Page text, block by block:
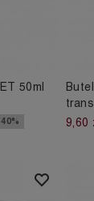
50ml
40%
9,60